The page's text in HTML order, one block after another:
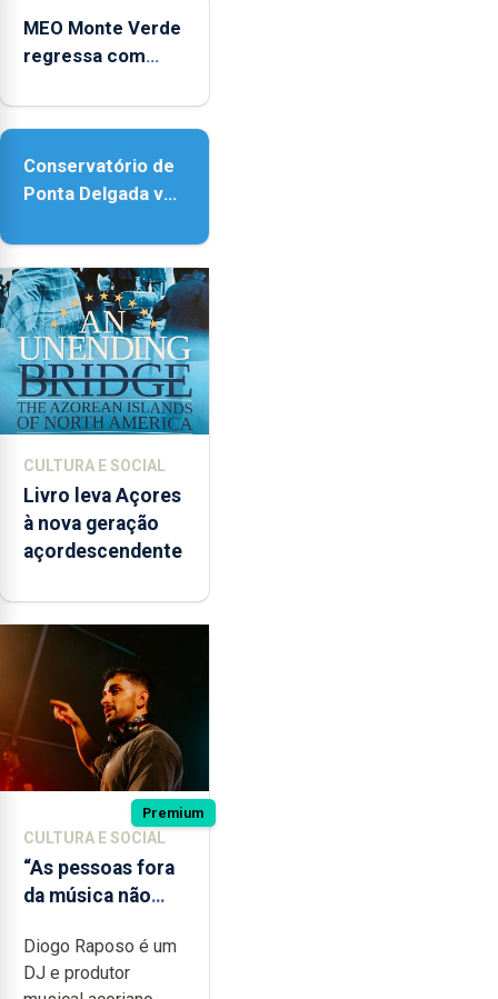
MEO Monte Verde
regressa com
acessibilidade
Conservatório de
Ponta Delgada vai
instrumentos
CULTURA E SOCIAL
Livro leva Açores
à nova geração
açordescendente
Premium
CULTURA E SOCIAL
“As pessoas fora
da música não
quão difícil é
produzir uma
Diogo Raposo é um
DJ e produtor